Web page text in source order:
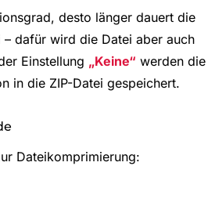
desto länger dauert die
– dafür wird die Datei aber auch
Einstellung
Keine
werden die
in die ZIP-Datei gespeichert.
Dateikomprimierung: